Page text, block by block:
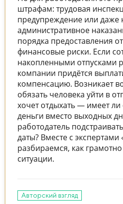
штрафам: трудовая
предупреждение или даже
административное
порядка предоставления
финансовые риски. Если
накопленными отпусками
компании придётся
компенсацию. Возникает
обязать человека уйти в
хочет отдыхать — имеет
деньги вместо выходных
работодатель
даты? Вместе с
разбираемся, как
ситуации.
Авторский взгляд